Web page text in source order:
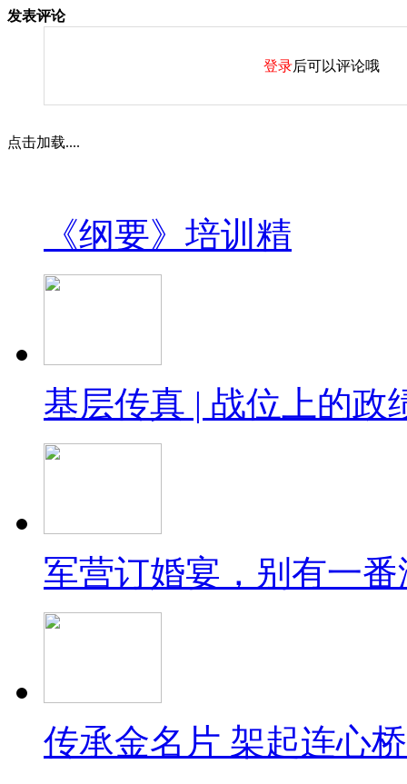
发表评论
登录后可以评论哦
点击加载....
《纲要》培训精
基层传真 | 战位上的政
军营订婚宴，别有一
传承金名片 架起连心桥